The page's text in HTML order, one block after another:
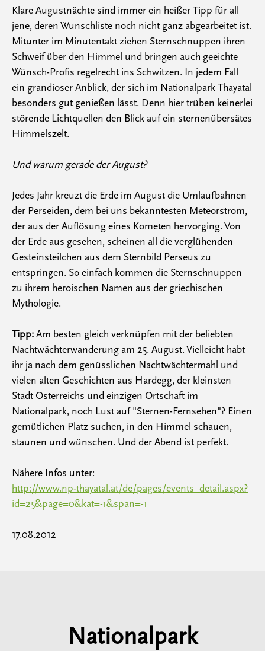
Klare Augustnächte sind immer ein heißer Tipp für all
jene, deren Wunschliste noch nicht ganz abgearbeitet ist.
Mitunter im Minutentakt ziehen Sternschnuppen ihren
Schweif über den Himmel und bringen auch geeichte
Wünsch-Profis regelrecht ins Schwitzen. In jedem Fall
ein grandioser Anblick, der sich im Nationalpark Thayatal
besonders gut genießen lässt. Denn hier trüben keinerlei
störende Lichtquellen den Blick auf ein sternenübersätes
Himmelszelt.
Und warum gerade der August?
Jedes Jahr kreuzt die Erde im August die Umlaufbahnen
der Perseiden, dem bei uns bekanntesten Meteorstrom,
der aus der Auflösung eines Kometen hervorging. Von
der Erde aus gesehen, scheinen all die verglühenden
Gesteinsteilchen aus dem Sternbild Perseus zu
entspringen. So einfach kommen die Sternschnuppen
zu ihrem heroischen Namen aus der griechischen
Mythologie.
Tipp:Am besten gleich verknüpfen mit der beliebten
Nachtwächterwanderung am 25. August. Vielleicht habt
ihr ja nach dem genüsslichen Nachtwächtermahl und
vielen alten Geschichten aus Hardegg, der kleinsten
Stadt Österreichs und einzigen Ortschaft im
Nationalpark, noch Lust auf "Sternen-Fernsehen"? Einen
gemütlichen Platz suchen, in den Himmel schauen,
staunen und wünschen. Und der Abend ist perfekt.
Nähere Infos unter:
http://www.np-thayatal.at/de/pages/events_detail.aspx?
id=25&page=0&kat=-1&span=-1
17.08.2012
Nationalpark